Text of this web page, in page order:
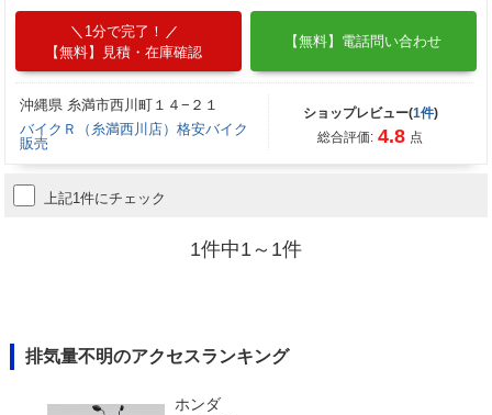
1分で完了！
【無料】見積・在庫確認
【無料】電話問い合わせ
沖縄県 糸満市西川町１４−２１
バイクＲ（糸満西川店）格安バイク
販売
ショップレビュー(1件)
総合評価: 4.8 点
上記1件にチェック
1件中1～1件
排気量不明のアクセスランキング
ホンダ